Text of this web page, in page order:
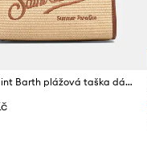
MC2 Saint Barth plážová taška dámská pletená